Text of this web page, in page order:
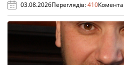
03.08.2026Переглядів:410